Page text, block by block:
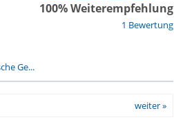
1 Bewertung
100% Weiterempfehlung
Ge...
weiter »